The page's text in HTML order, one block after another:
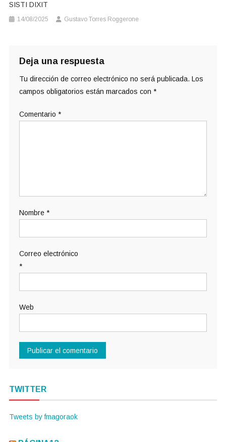
SISTI DIXIT
14/08/2025 Gustavo Torres Roggerone
Deja una respuesta
Tu dirección de correo electrónico no será publicada. Los
campos obligatorios están marcados con *
Comentario *
Nombre *
Correo electrónico
*
Web
TWITTER
Tweets by fmagoraok